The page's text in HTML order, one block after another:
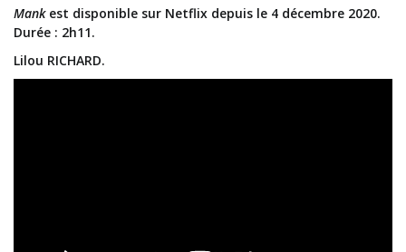
Mankest disponible sur Netflix depuis le 4 décembre 2020.
Durée : 2h11.
Lilou RICHARD.